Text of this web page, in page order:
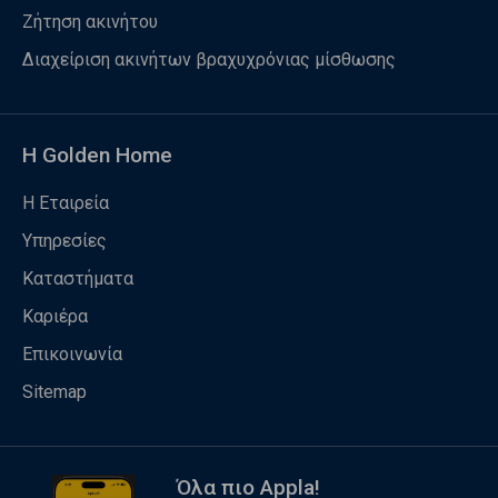
Ζήτηση ακινήτου
Διαχείριση ακινήτων βραχυχρόνιας μίσθωσης
Η Golden Home
Η Εταιρεία
Υπηρεσίες
Καταστήματα
Καριέρα
Επικοινωνία
Sitemap
Όλα πιο Appla!